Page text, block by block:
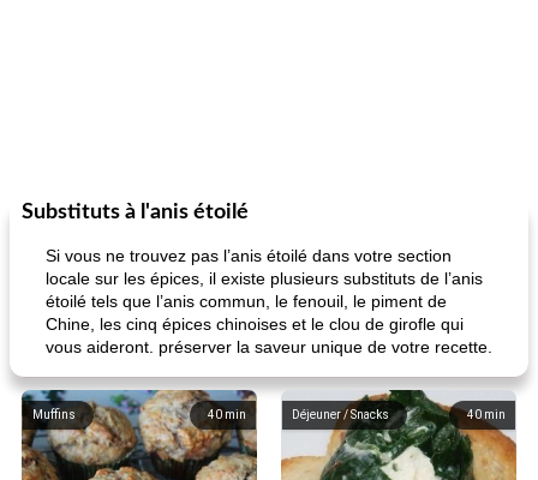
Substituts à l'anis étoilé
Si vous ne trouvez pas l’anis étoilé dans votre section
locale sur les épices, il existe plusieurs substituts de l’anis
étoilé tels que l’anis commun, le fenouil, le piment de
Chine, les cinq épices chinoises et le clou de girofle qui
vous aideront. préserver la saveur unique de votre recette.
40 min
Muffins 40 min
Déjeuner / Snacks